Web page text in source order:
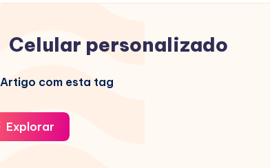
Celular personalizado
Artigo com esta tag
Explorar